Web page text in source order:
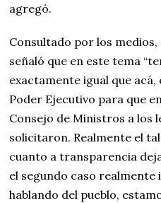
agregó.
Consultado por los
señaló que en este tema
exactamente igual que
Poder Ejecutivo para que
Consejo de Ministros a los
solicitaron. Realmente el
cuanto a transparencia
el segundo caso
hablando del pueblo,